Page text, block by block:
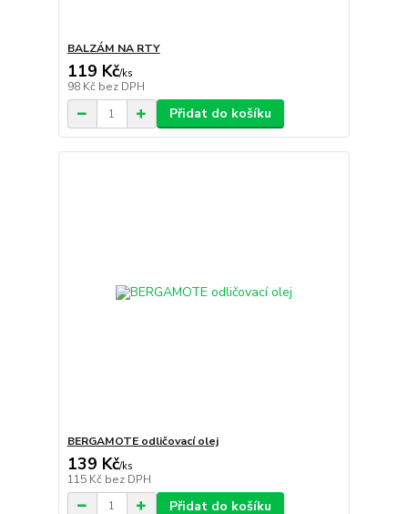
BALZÁM NA RTY
119 Kč/ks
98 Kč bez DPH
Přidat do košíku
BERGAMOTE odličovací olej
139 Kč/ks
115 Kč bez DPH
Přidat do košíku